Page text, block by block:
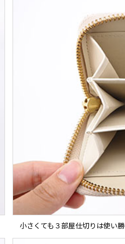
小さくても３部屋仕切りは使い